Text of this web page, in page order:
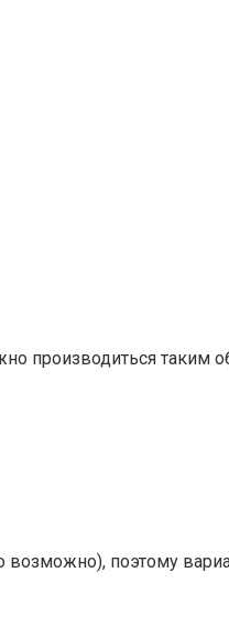
производиться таким
поэтому